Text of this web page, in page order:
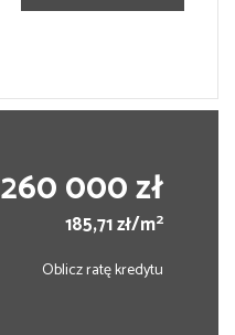
260 000 zł
185,71 zł/m2
Oblicz ratę kredytu